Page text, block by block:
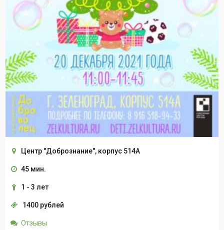
Центр "Добрознание", корпус 514А
45 мин.
1 - 3 лет
1400 рублей
Отзывы